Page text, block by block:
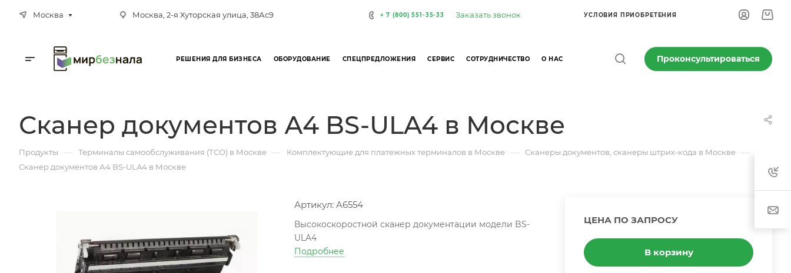
Москва Москва, 2-я Хуторская улица, 38Ас9 + 7 (800) 551-35-33 Заказать звонок УСЛОВИЯ ПРИОБРЕТЕНИЯ
РЕШЕНИЯ ДЛЯ БИЗНЕСА ОБОРУДОВАНИЕ СПЕЦПРЕДЛОЖЕНИЯ СЕРВИС СОТРУДНИЧЕСТВО О НАС Проконсультироваться
Сканер документов А4 BS-ULA4 в Москве
Продукты — Терминалы самообслуживания (ТСО) в Москве — Комплектующие для платежных терминалов в Москве — Сканеры документов, сканеры штрих-кода в Москве —
Сканер документов А4 BS-ULA4 в Москве
ЦЕНА ПО ЗАПРОСУ
В корзину
Артикул: A6554
Высокоскоростной сканер документации модели BS-
ULA4
Подробнее